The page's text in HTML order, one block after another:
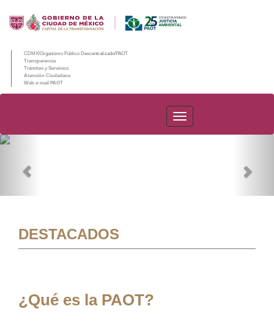
CDMX/Organismo Público Descentralizado/PAOT
Transparencia
Trámites y Servicios
Atención Ciudadana
Web e-mail PAOT
PAOT
DESTACADOS
¿Qué es la PAOT?